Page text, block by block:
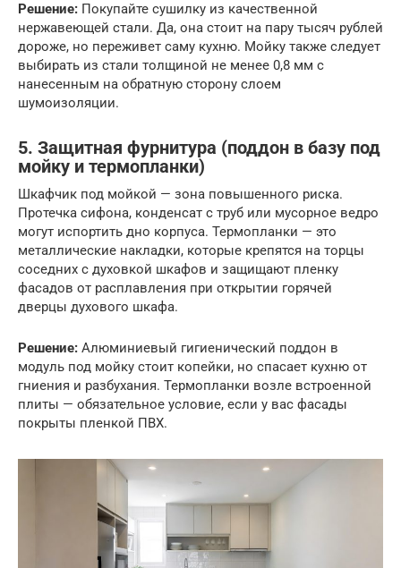
Решение: Покупайте сушилку из качественной
нержавеющей стали. Да, она стоит на пару тысяч рублей
дороже, но переживет саму кухню. Мойку также следует
выбирать из стали толщиной не менее 0,8 мм с
нанесенным на обратную сторону слоем
шумоизоляции.
5. Защитная фурнитура (поддон в базу под
мойку и термопланки)
Шкафчик под мойкой — зона повышенного риска.
Протечка сифона, конденсат с труб или мусорное ведро
могут испортить дно корпуса. Термопланки — это
металлические накладки, которые крепятся на торцы
соседних с духовкой шкафов и защищают пленку
фасадов от расплавления при открытии горячей
дверцы духового шкафа.
Решение: Алюминиевый гигиенический поддон в
модуль под мойку стоит копейки, но спасает кухню от
гниения и разбухания. Термопланки возле встроенной
плиты — обязательное условие, если у вас фасады
покрыты пленкой ПВХ.